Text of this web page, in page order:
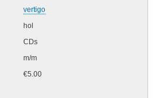
vertigo
hol
CDs
m/m
€5.00